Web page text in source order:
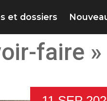
et dossiers
faire